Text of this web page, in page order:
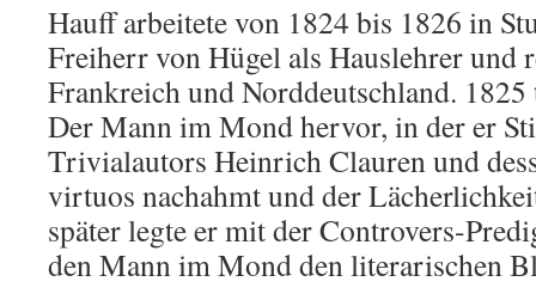
Hauff arbeitete von 1824 bis 1826 in
Freiherr von Hügel als Hauslehrer und
Frankreich und Norddeutschland.
Der Mann im Mond hervor, in der er
Trivialautors Heinrich Clauren und
virtuos nachahmt und der
später legte er mit der Controvers-
den Mann im Mond den literarischen